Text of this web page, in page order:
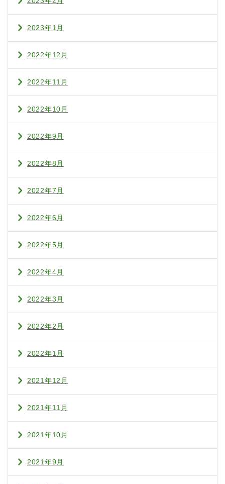
2023年1月
2022年12月
2022年11月
2022年10月
2022年9月
2022年8月
2022年7月
2022年6月
2022年5月
2022年4月
2022年3月
2022年2月
2022年1月
2021年12月
2021年11月
2021年10月
2021年9月